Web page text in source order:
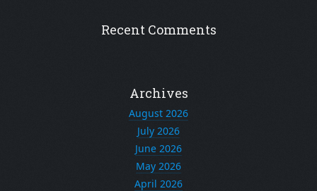
Recent Comments
Archives
August 2026
July 2026
June 2026
May 2026
April 2026